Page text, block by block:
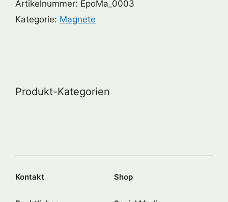
Artikelnummer: EpoMa_0003
Kategorie: Magnete
Produkt-Kategorien
Kontakt Shop